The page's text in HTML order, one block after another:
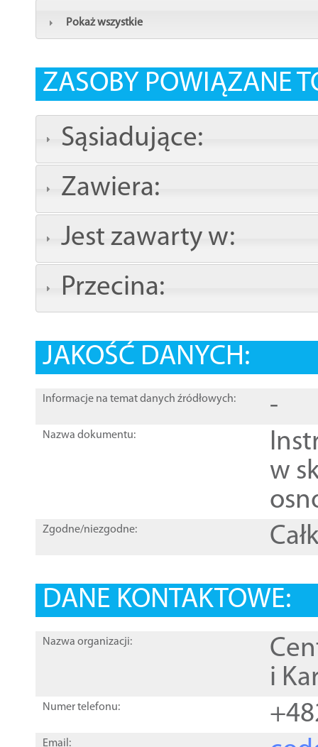
Pokaż wszystkie
ZASOBY POWIĄZANE
Sąsiadujące:
Zawiera:
Jest zawarty w:
Przecina:
JAKOŚĆ DANYCH:
Informacje na temat danych źródłowych: -
Nazwa dokumentu:
w
Zgodne/niezgodne:
DANE KONTAKTOWE:
Nazwa organizacji:
i
Numer telefonu:
Email: